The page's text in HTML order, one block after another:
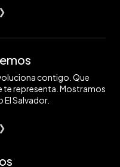
contigo. Que
te representa. Mostramos
El Salvador.